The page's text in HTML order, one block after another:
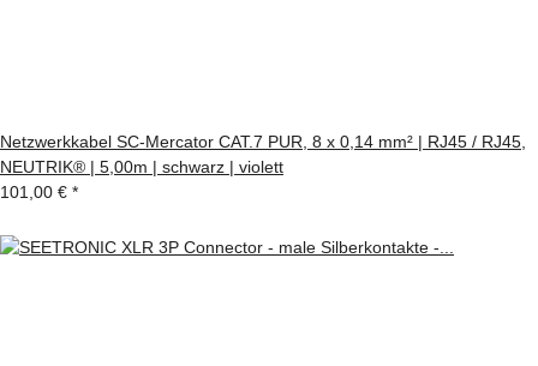
Netzwerkkabel SC-Mercator CAT.7 PUR, 8 x 0,14 mm² | RJ45 / RJ45,
NEUTRIK® | 5,00m | schwarz | violett
101,00 € *